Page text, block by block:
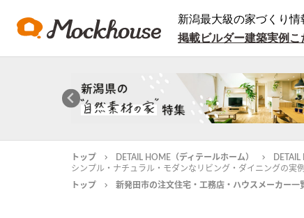
新潟最大級の家づくり情
掲載ビルダー建築実例 こ
トップ DETAIL HOME（ディテールホーム）
シンプル・ナチュラル・モダンなリビング・ダイニングの実
トップ
新発田市の注文住宅・工務店・ハウスメーカー一